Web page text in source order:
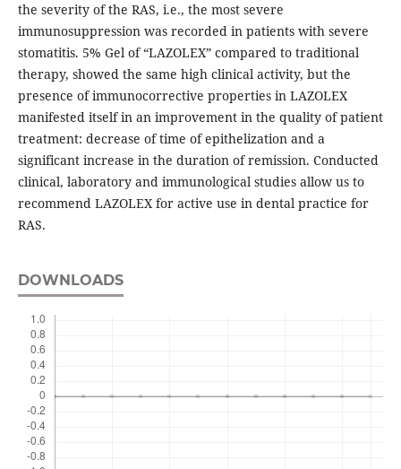
the severity of the RAS, i.e., the most severe
immunosuppression was recorded in patients with severe
stomatitis. 5% Gel of “LAZOLEX” compared to traditional
therapy, showed the same high clinical activity, but the
presence of immunocorrective properties in LAZOLEX
manifested itself in an improvement in the quality of patient
treatment: decrease of time of epithelization and a
significant increase in the duration of remission. Conducted
clinical, laboratory and immunological studies allow us to
recommend LAZOLEX for active use in dental practice for
RAS.
DOWNLOADS